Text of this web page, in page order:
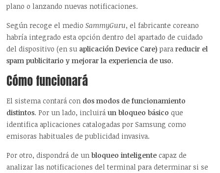
plano o lanzando nuevas notificaciones.
Según recoge el medioSammyGuru, el fabricante coreano
habría integrado esta opción dentro del apartado de cuidado
del dispositivo (en su aplicación Device Care) parareducir el
spam publicitario y mejorar la experiencia de uso.
Cómo funcionará
El sistema contará con dos modos de funcionamiento
distintos. Por un lado, incluiráun bloqueo básico que
identifica aplicaciones catalogadas por Samsung como
emisoras habituales de publicidad invasiva.
Por otro, dispondrá de unbloqueo inteligente capaz de
analizar las notificaciones del terminal para determinar si se